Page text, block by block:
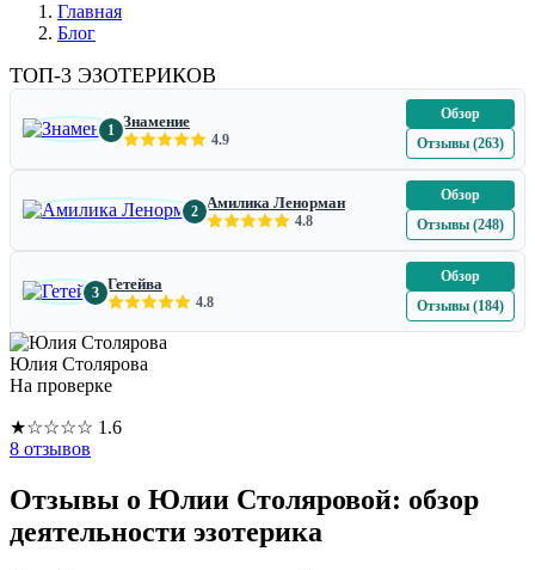
Главная
Блог
ТОП-3 ЭЗОТЕРИКОВ
1 Знамение
4.9
Обзор
Отзывы (263)
2 Амилика Ленорман
4.8
Обзор
Отзывы (248)
3 Гетейва
4.8
Обзор
Отзывы (184)
Юлия Столярова
На проверке
★☆☆☆☆ 1.6
8 отзывов
Отзывы о Юлии Столяровой: обзор
деятельности эзотерика